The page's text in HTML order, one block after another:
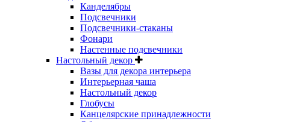
Канделябры
Подсвечники
Подсвечники-стаканы
Фонари
Настенные подсвечники
Настольный декор
Вазы для декора интерьера
Интерьерная чаша
Настольный декор
Глобусы
Канцелярские принадлежности